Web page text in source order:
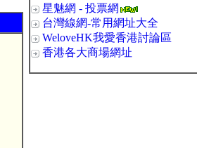
星魅網 - 投票網
台灣線網-常用網址大全
WeloveHK我愛香港討論區
香港各大商場網址